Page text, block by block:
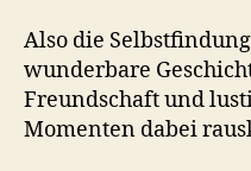
Also die
wunderbare
Freundschaft und
Momenten dabei